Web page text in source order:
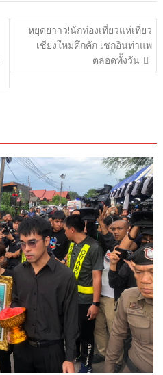
หยุดยาาว!นักท่องเที่ยวแห่เที่ยว
เชียงใหม่คึกคัก เชกอินท่าแพ
ตลอดทั้งวัน